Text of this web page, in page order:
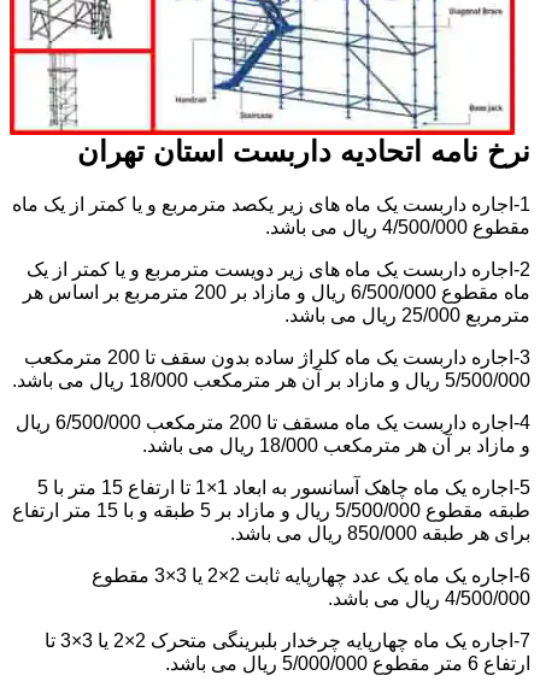
نرخ نامه اتحادیه داربست استان تهران
1-اجاره داربست یک ماه های زیر یکصد مترمربع و یا کمتر از یک ماه
مقطوع 4/500/000 ریال می باشد.
2-اجاره داربست یک ماه های زیر دویست مترمربع و یا کمتر از یک
ماه مقطوع 6/500/000 ریال و مازاد بر 200 مترمربع بر اساس هر
مترمربع 25/000 ریال می باشد.
3-اجاره داربست یک ماه کلراژ ساده بدون سقف تا 200 مترمکعب
5/500/000 ریال و مازاد بر آن هر مترمکعب 18/000 ریال می باشد.
4-اجاره داربست یک ماه مسقف تا 200 مترمکعب 6/500/000 ریال
و مازاد بر آن هر مترمکعب 18/000 ریال می باشد.
5-اجاره یک ماه چاهک آسانسور به ابعاد 1×1 تا ارتفاع 15 متر با 5
طبقه مقطوع 5/500/000 ریال و مازاد بر 5 طبقه و با 15 متر ارتفاع
برای هر طبقه 850/000 ریال می باشد.
6-اجاره یک ماه یک عدد چهارپایه ثابت 2×2 یا 3×3 مقطوع
4/500/000 ریال می باشد.
7-اجاره یک ماه چهارپایه چرخدار بلبرینگی متحرک 2×2 یا 3×3 تا
ارتفاع 6 متر مقطوع 5/000/000 ریال می باشد.